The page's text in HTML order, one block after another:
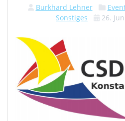
Burkhard Lehner
Sonstiges
26.